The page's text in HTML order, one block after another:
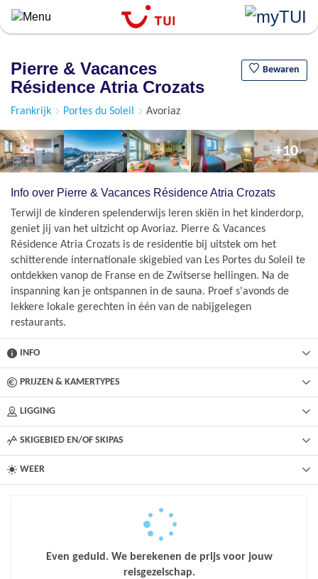
Overslaan
algemene
gaan
Pierre & Vacances
Résidence Atria Crozats
Bewaren
Frankrijk Portes du Soleil Avoriaz
+10
Info over Pierre & Vacances Résidence Atria Crozats
Terwijl de kinderen spelenderwijs leren skiën in het kinderdorp,
geniet jij van het uitzicht op Avoriaz. Pierre & Vacances
Résidence Atria Crozats is de residentie bij uitstek om het
schitterende internationale skigebied van Les Portes du Soleil te
ontdekken vanop de Franse en de Zwitserse hellingen. Na de
inspanning kan je ontspannen in de sauna. Proef s'avonds de
lekkere lokale gerechten in één van de nabijgelegen
restaurants.
INFO
PRIJZEN & KAMERTYPES
LIGGING
SKIGEBIED EN/OF SKIPAS
WEER
Even geduld. We berekenen de prijs voor jouw
reisgezelschap.